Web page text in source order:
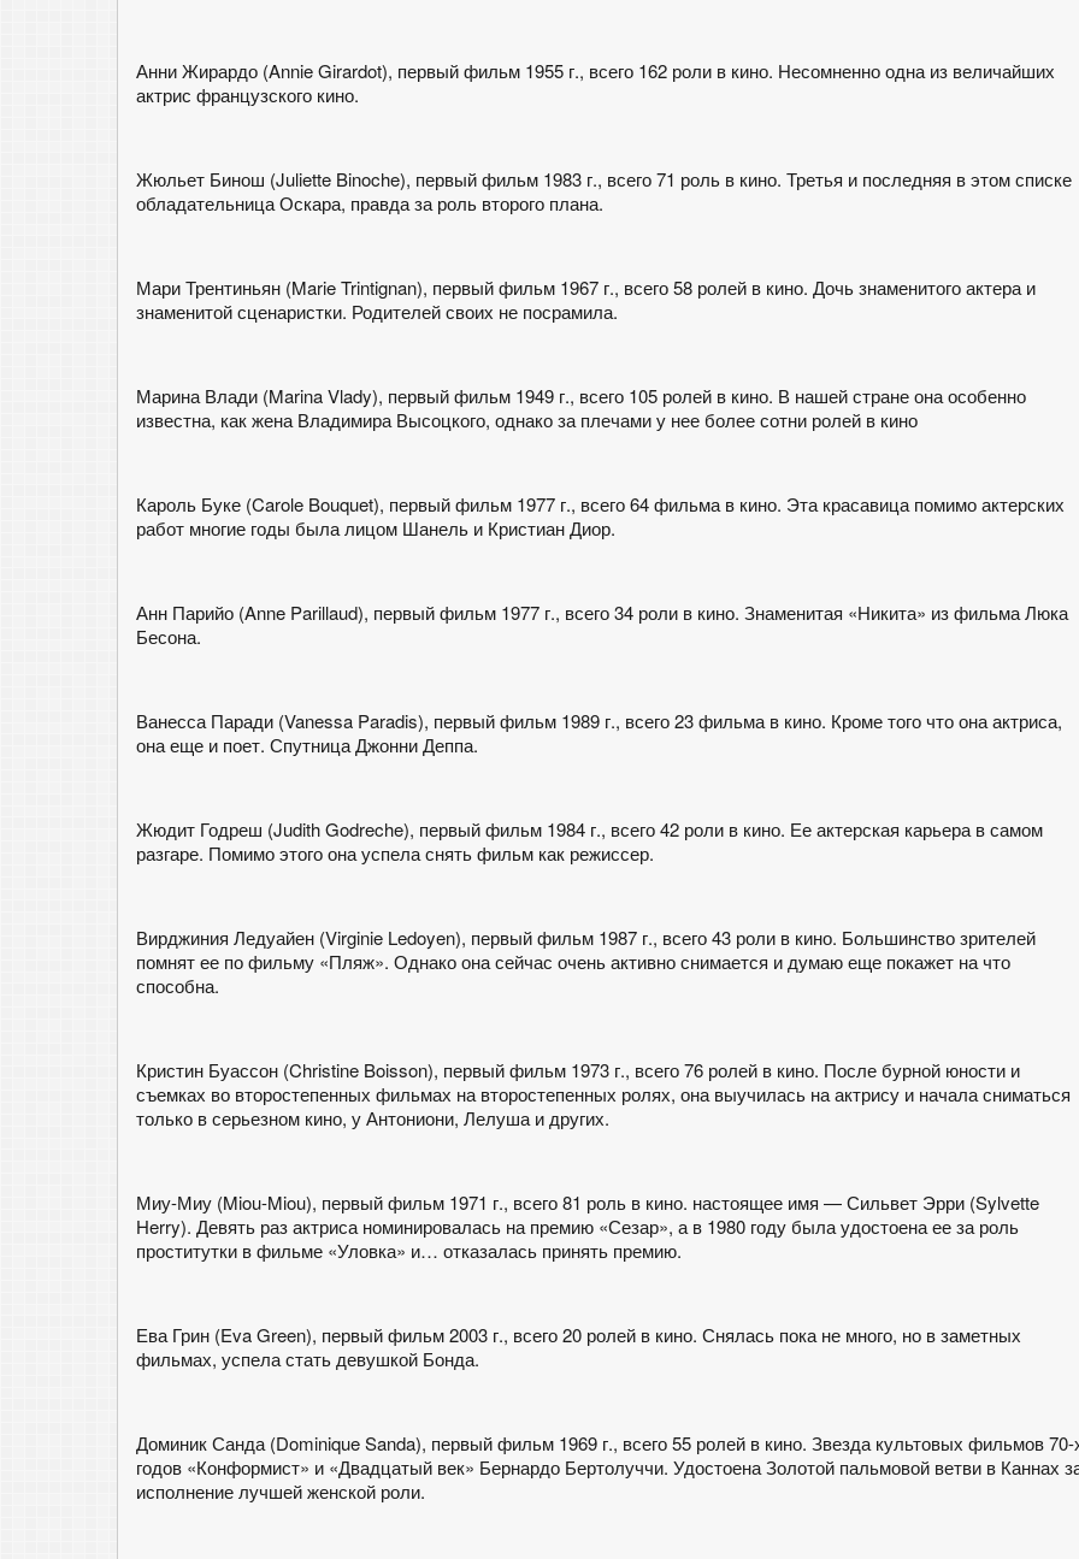
Анни Жирардо (Annie Girardot), первый фильм 1955 г., всего 162 роли в кино. Несомненно одна из величайших
актрис французского кино.
Жюльет Бинош (Juliette Binoche), первый фильм 1983 г., всего 71 роль в кино. Третья и последняя в этом списке
обладательница Оскара, правда за роль второго плана.
Мари Трентиньян (Marie Trintignan), первый фильм 1967 г., всего 58 ролей в кино. Дочь знаменитого актера и
знаменитой сценаристки. Родителей своих не посрамила.
Марина Влади (Marina Vlady), первый фильм 1949 г., всего 105 ролей в кино. В нашей стране она особенно
известна, как жена Владимира Высоцкого, однако за плечами у нее более сотни ролей в кино
Кароль Буке (Carole Bouquet), первый фильм 1977 г., всего 64 фильма в кино. Эта красавица помимо актерских
работ многие годы была лицом Шанель и Кристиан Диор.
Анн Парийо (Anne Parillaud), первый фильм 1977 г., всего 34 роли в кино. Знаменитая «Никита» из фильма Люка
Бесона.
Ванесса Паради (Vanessa Paradis), первый фильм 1989 г., всего 23 фильма в кино. Кроме того что она актриса,
она еще и поет. Спутница Джонни Деппа.
Жюдит Годреш (Judith Godreche), первый фильм 1984 г., всего 42 роли в кино. Ее актерская карьера в самом
разгаре. Помимо этого она успела снять фильм как режиссер.
Вирджиния Ледуайен (Virginie Ledoyen), первый фильм 1987 г., всего 43 роли в кино. Большинство зрителей
помнят ее по фильму «Пляж». Однако она сейчас очень активно снимается и думаю еще покажет на что
способна.
Кристин Буассон (Christine Boisson), первый фильм 1973 г., всего 76 ролей в кино. После бурной юности и
съемках во второстепенных фильмах на второстепенных ролях, она выучилась на актрису и начала сниматься
только в серьезном кино, у Антониони, Лелуша и других.
Миу-Миу (Miou-Miou), первый фильм 1971 г., всего 81 роль в кино. настоящее имя — Сильвет Эрри (Sylvette
Herry). Девять раз актриса номинировалась на премию «Сезар», а в 1980 году была удостоена ее за роль
проститутки в фильме «Уловка» и… отказалась принять премию.
Ева Грин (Eva Green), первый фильм 2003 г., всего 20 ролей в кино. Снялась пока не много, но в заметных
фильмах, успела стать девушкой Бонда.
Доминик Санда (Dominique Sanda), первый фильм 1969 г., всего 55 ролей в кино. Звезда культовых фильмов 70-
годов «Конформист» и «Двадцатый век» Бернардо Бертолуччи. Удостоена Золотой пальмовой ветви в Каннах
исполнение лучшей женской роли.